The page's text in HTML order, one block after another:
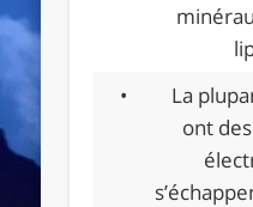
•
La
ont